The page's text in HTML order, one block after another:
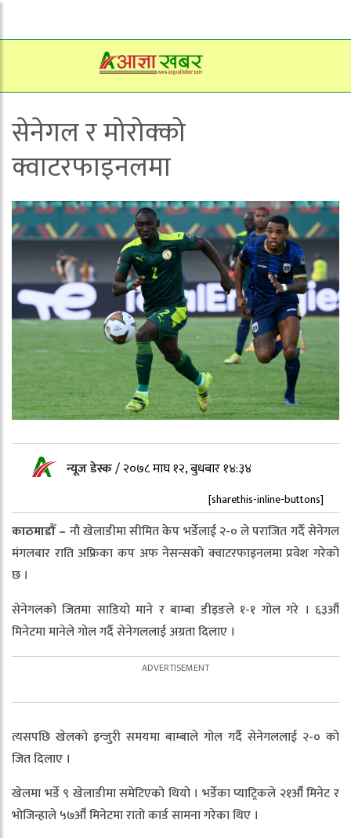
सेनेगल र मोरोक्को
क्वाटरफाइनलमा
न्यूज डेस्क/२०७८ माघ १२, बुधबार १४:३४
[sharethis-inline-buttons]
काठमाडौँ – नौ खेलाडीमा सीमित केप भर्डेलाई २-० ले पराजित गर्दै सेनेगल
मंगलबार राति अफ्रिका कप अफ नेसन्सको क्वाटरफाइनलमा प्रवेश गरेको
छ ।
सेनेगलको जितमा साडियो माने र बाम्बा डीइङले १-१ गोल गरे । ६३औं
मिनेटमा मानेले गोल गर्दै सेनेगललाई अग्रता दिलाए ।
त्यसपछि खेलको इन्जुरी समयमा बाम्बाले गोल गर्दै सेनेगललाई २-० को
जित दिलाए ।
खेलमा भर्डे ९ खेलाडीमा समेटिएको थियो । भर्डेका प्याट्रिकले २१औँ मिनेट र
भोजिन्हाले ५७औँ मिनेटमा रातो कार्ड सामना गरेका थिए ।